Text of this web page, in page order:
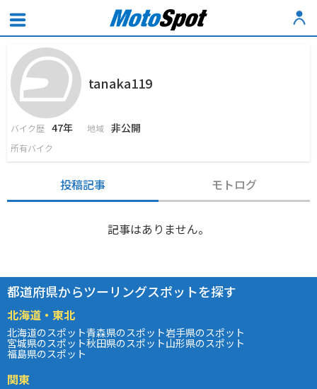
tanaka119
バイク歴 47年 地域 非公開
所有バイク
投稿記事 モトログ
記事はありません。
都道府県からツーリングスポットを探す
北海道・東北
北海道のスポット青森県のスポット岩手県のスポット
宮城県のスポット秋田県のスポット山形県のスポット
福島県のスポット
関東